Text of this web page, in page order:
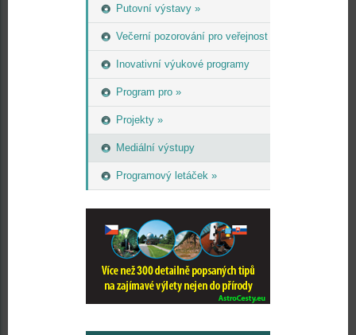
Putovní výstavy »
Večerní pozorování pro veřejnost
Inovativní výukové programy
Program pro »
Projekty »
Mediální výstupy
Programový letáček »